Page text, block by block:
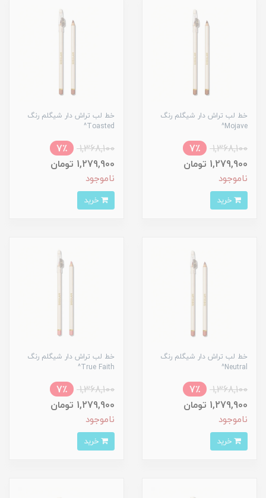
خط لب تراش دار شیگلم رنگ
Mojave^
1,368,100
7٪
1,279,900 تومان
ناموجود
خط لب تراش دار شیگلم رنگ
Toasted^
1,368,100
7٪
1,279,900 تومان
ناموجود
خط لب تراش دار شیگلم رنگ
Neutral^
1,368,100
7٪
1,279,900 تومان
ناموجود
خط لب تراش دار شیگلم رنگ
True Faith^
1,368,100
7٪
1,279,900 تومان
ناموجود